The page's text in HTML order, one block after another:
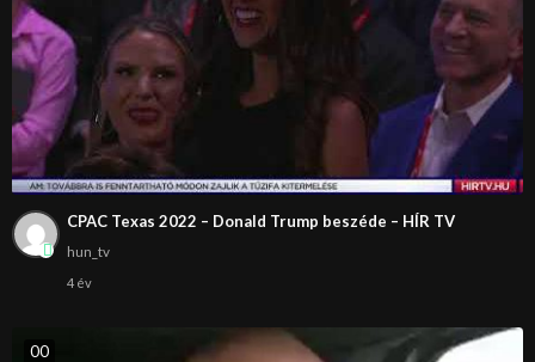
CPAC Texas 2022 – Donald Trump beszéde – HÍR TV
hun_tv
4 év
00